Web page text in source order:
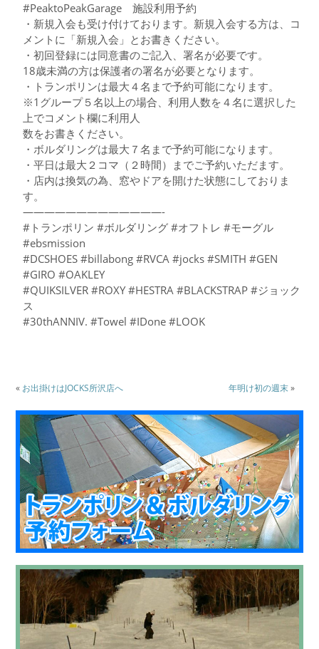
#PeaktoPeakGarage 施設利用予約
・新規入会も受け付けております。新規入会する方は、コ
メントに「新規入会」とお書きください。
・初回登録には同意書のご記入、署名が必要です。
18歳未満の方は保護者の署名が必要となります。
・トランポリンは最大４名まで予約可能になります。
※1グループ５名以上の場合、利用人数を４名に選択した
上でコメント欄に利用人
数をお書きください。
・ボルダリングは最大７名まで予約可能になります。
・平日は最大２コマ（２時間）までご予約いただます。
・店内は換気の為、窓やドアを開けた状態にしておりま
す。
—————————————-
#トランポリン #ボルダリング #オフトレ #モーグル
#ebsmission
#DCSHOES #billabong #RVCA #jocks #SMITH #GEN
#GIRO #OAKLEY
#QUIKSILVER #ROXY #HESTRA #BLACKSTRAP #ジョック
ス
#30thANNIV. #Towel #IDone #LOOK
« お出掛けはJOCKS所沢店へ 年明け初の週末»